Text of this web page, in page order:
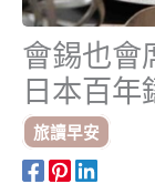
會錫也會
日本百
動
旅讀早安